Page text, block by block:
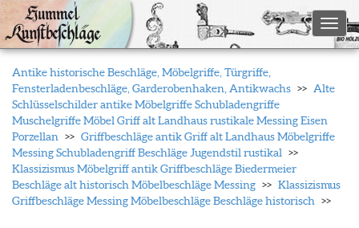
Antike historische Beschläge, Möbelgriffe, Türgriffe,
Fensterladenbeschläge, Garderobenhaken, Antikwachs
Alte
Schlüsselschilder antike Möbelgriffe Schubladengriffe
Muschelgriffe Möbel Griff alt Landhaus rustikale Messing Eisen
Porzellan
Griffbeschläge antik Griff alt Landhaus Möbelgriffe
Messing Schubladengriff Beschläge Jugendstil rustikal
Klassizismus Möbelgriff antik Griffbeschläge Biedermeier
Beschläge alt historisch Möbelbeschläge Messing
Klassizismus
Griffbeschläge Messing Möbelbeschläge Beschläge historisch